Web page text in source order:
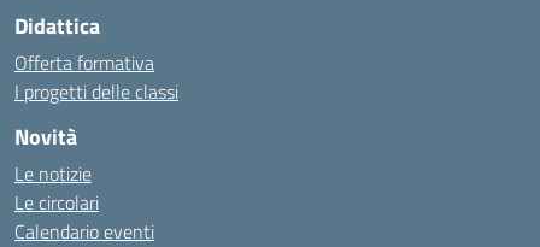
Didattica
Offerta formativa
I progetti delle classi
Novità
Le notizie
Le circolari
Calendario eventi